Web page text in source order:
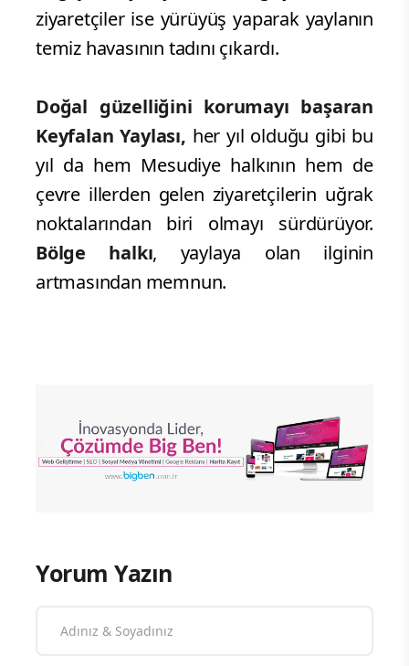
ziyaretçiler ise yürüyüş yaparak yaylanın
temiz havasının tadını çıkardı.
Doğal güzelliğini korumayı başaran
Keyfalan Yaylası, her yıl olduğu gibi bu
yıl da hem Mesudiye halkının hem de
çevre illerden gelen ziyaretçilerin uğrak
noktalarından biri olmayı sürdürüyor.
Bölge halkı, yaylaya olan ilginin
artmasından memnun.
Yorum Yazın